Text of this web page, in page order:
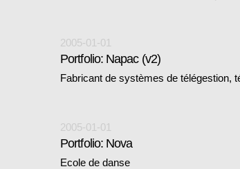
2005-01-01
Portfolio: Napac (v2)
Fabricant de systèmes de télégestion,
2005-01-01
Portfolio: Nova
Ecole de danse